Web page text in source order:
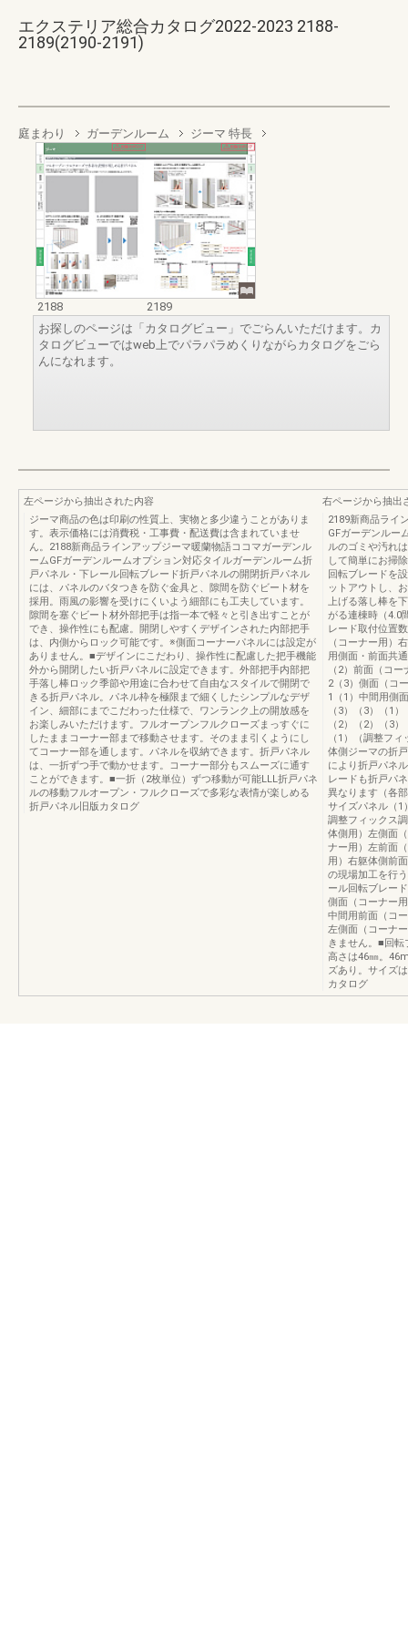
エクステリア総合カタログ2022-2023 2188-
2189(2190-2191)
庭まわり ガーデンルーム ジーマ 特長
2188
2189
お探しのページは「カタログビュー」でごらんいただけます。カ
タログビューではweb上でパラパラめくりながらカタログをごら
んになれます。
左ページから抽出された内容
ジーマ商品の色は印刷の性質上、実物と多少違うことがありま
す。表示価格には消費税・工事費・配送費は含まれていませ
ん。2188新商品ラインアップジーマ暖蘭物語ココマガーデンル
ームGFガーデンルームオプション対応タイルガーデンルーム折
戸パネル・下レール回転ブレード折戸パネルの開閉折戸パネル
には、パネルのバタつきを防ぐ金具と、隙間を防ぐビート材を
採用。雨風の影響を受けにくいよう細部にも工夫しています。
隙間を塞ぐビート材外部把手は指一本で軽々と引き出すことが
でき、操作性にも配慮。開閉しやすくデザインされた内部把手
は、内側からロック可能です。※側面コーナーパネルには設定が
ありません。■デザインにこだわり、操作性に配慮した把手機能
外から開閉したい折戸パネルに設定できます。外部把手内部把
手落し棒ロック季節や用途に合わせて自由なスタイルで開閉で
きる折戸パネル。パネル枠を極限まで細くしたシンプルなデザ
イン、細部にまでこだわった仕様で、ワンランク上の開放感を
お楽しみいただけます。フルオープンフルクローズまっすぐに
したままコーナー部まで移動させます。そのまま引くようにし
てコーナー部を通します。パネルを収納できます。折戸パネル
は、一折ずつ手で動かせます。コーナー部分もスムーズに通す
ことができます。■一折（2枚単位）ずつ移動が可能LLL折戸パネ
ルの移動フルオープン・フルクローズで多彩な表情が楽しめる
折戸パネル旧版カタログ
右ページから抽出
2189新商品ライ
GFガーデンルー
ルのゴミや汚れ
して簡単にお掃
回転ブレードを
ットアウトし、
上げる落し棒を
がる連棟時（4.0
レード取付位置
（コーナー用）
用側面・前面共
（2）前面（コ
2（3）側面（コ
1（1）中間用側
（3）（3）（1
（2）（2）（3
（1）（調整フ
体側ジーマの折
により折戸パネ
レードも折戸パ
異なります（各
サイズパネル（1
調整フィックス
体側用）左側面
ナー用）左前面
用）右躯体側前
の現場加工を行
ール回転ブレー
側面（コーナー
中間用前面（コ
左側面（コーナ
きません。■回転
高さは46㎜。
ズあり。サイズ
カタログ